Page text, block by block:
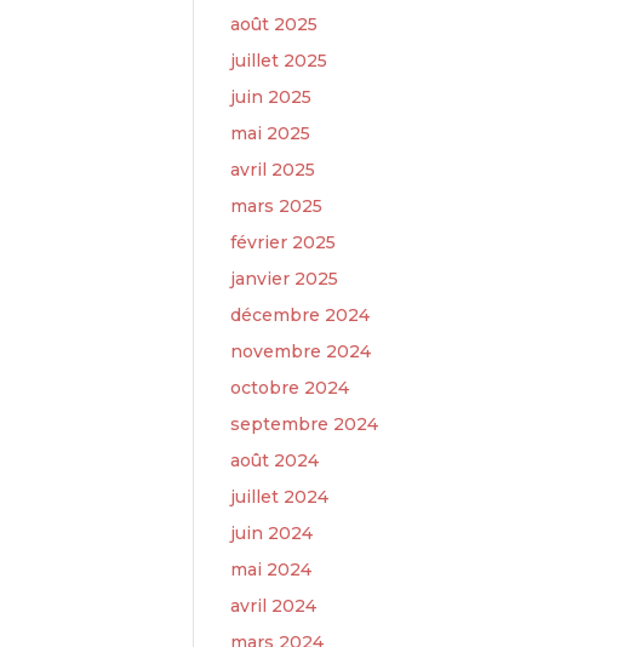
août 2025
juillet 2025
juin 2025
mai 2025
avril 2025
mars 2025
février 2025
janvier 2025
décembre 2024
novembre 2024
octobre 2024
septembre 2024
août 2024
juillet 2024
juin 2024
mai 2024
avril 2024
mars 2024